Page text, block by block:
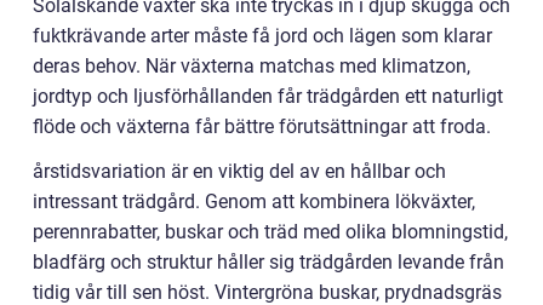
Solälskande växter ska inte tryckas in i djup skugga och
fuktkrävande arter måste få jord och lägen som klarar
deras behov. När växterna matchas med klimatzon,
jordtyp och ljusförhållanden får trädgården ett naturligt
flöde och växterna får bättre förutsättningar att froda.
årstidsvariation är en viktig del av en hållbar och
intressant trädgård. Genom att kombinera lökväxter,
perennrabatter, buskar och träd med olika blomningstid,
bladfärg och struktur håller sig trädgården levande från
tidig vår till sen höst. Vintergröna buskar, prydnadsgräs